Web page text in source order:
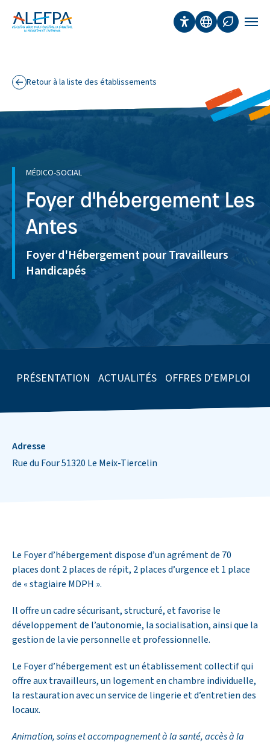
Aller au contenu principal
Accessibilité
Traduction
Affichage
Retour à la liste des établissements
MÉDICO-SOCIAL
Foyer d'hébergement Les
Antes
Foyer d'Hébergement pour Travailleurs
Handicapés
PRÉSENTATION ACTUALITÉS OFFRES D’EMPLOI
Informations de contact
Adresse
Rue du Four 51320 Le Meix-Tiercelin
Le Foyer d’hébergement dispose d’un agrément de 70
places dont 2 places de répit, 2 places d’urgence et 1 place
de « stagiaire MDPH ».
Il offre un cadre sécurisant, structuré, et favorise le
développement de l’autonomie, la socialisation, ainsi que la
gestion de la vie personnelle et professionnelle.
Le Foyer d’hébergement est un établissement collectif qui
offre aux travailleurs, un logement en chambre individuelle,
la restauration avec un service de lingerie et d’entretien des
locaux.
Animation, soins et accompagnement à la santé, accès à la